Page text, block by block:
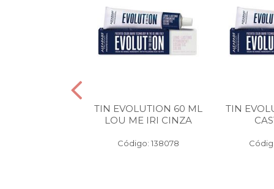
TIN EVOLUTION 60 ML
LOU ME IRI CINZA
Código: 138078
TIN